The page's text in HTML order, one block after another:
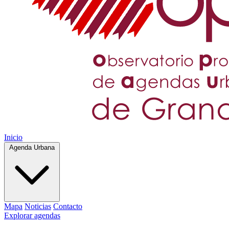
Inicio
Agenda Urbana
Mapa Noticias Contacto
Explorar agendas